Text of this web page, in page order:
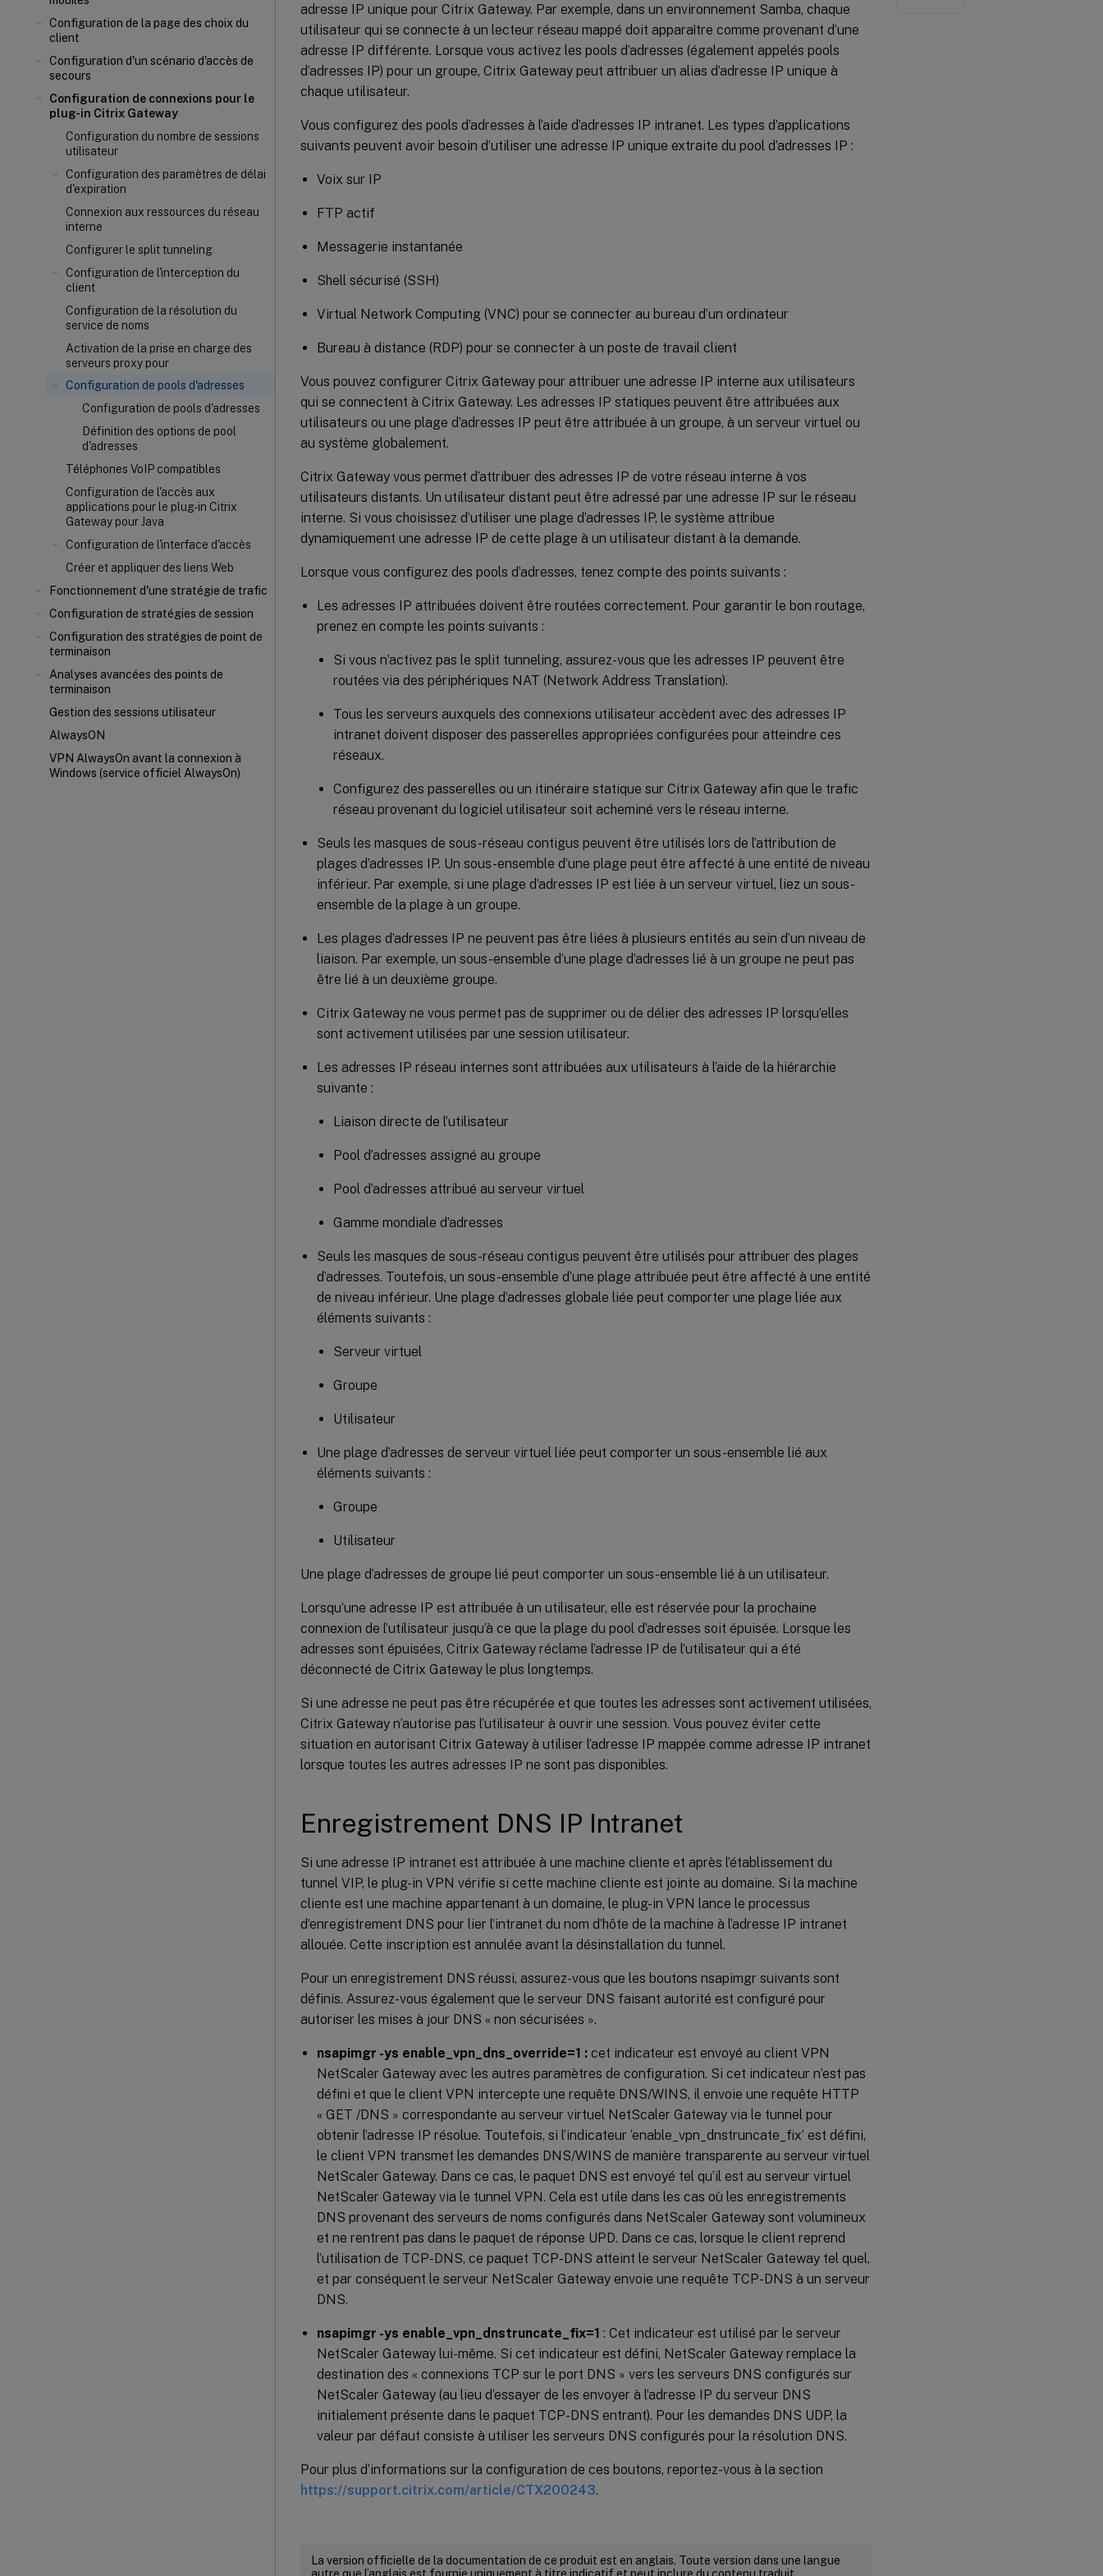
Configuration de la page des choix du
client
Configuration d'un scénario d'accès de
secours
Configuration de connexions pour le
plug-in Citrix Gateway
Configuration du nombre de sessions
utilisateur
Configuration des paramètres de délai
d'expiration
Connexion aux ressources du réseau
interne
Configurer le split tunneling
Configuration de l'interception du
client
Configuration de la résolution du
service de noms
Activation de la prise en charge des
serveurs proxy pour
Configuration de pools d'adresses
Configuration de pools d'adresses
Définition des options de pool
d'adresses
Téléphones VoIP compatibles
Configuration de l'accès aux
applications pour le plug-in Citrix
Gateway pour Java
Configuration de l'interface d'accès
Créer et appliquer des liens Web
Fonctionnement d'une stratégie de trafic
Configuration de stratégies de session
Configuration des stratégies de point de
terminaison
Analyses avancées des points de
terminaison
Gestion des sessions utilisateur
AlwaysON
VPN AlwaysOn avant la connexion à
Windows (service officiel AlwaysOn)
adresse IP unique pour Citrix Gateway. Par exemple, dans un environnement Samba, chaque
utilisateur qui se connecte à un lecteur réseau mappé doit apparaître comme provenant d’une
adresse IP différente. Lorsque vous activez les pools d’adresses (également appelés pools
d’adresses IP) pour un groupe, Citrix Gateway peut attribuer un alias d’adresse IP unique à
chaque utilisateur.
Vous configurez des pools d’adresses à l’aide d’adresses IP intranet. Les types d’applications
suivants peuvent avoir besoin d’utiliser une adresse IP unique extraite du pool d’adresses IP :
Voix sur IP
FTP actif
Messagerie instantanée
Shell sécurisé (SSH)
Virtual Network Computing (VNC) pour se connecter au bureau d’un ordinateur
Bureau à distance (RDP) pour se connecter à un poste de travail client
Vous pouvez configurer Citrix Gateway pour attribuer une adresse IP interne aux utilisateurs
qui se connectent à Citrix Gateway. Les adresses IP statiques peuvent être attribuées aux
utilisateurs ou une plage d’adresses IP peut être attribuée à un groupe, à un serveur virtuel ou
au système globalement.
Citrix Gateway vous permet d’attribuer des adresses IP de votre réseau interne à vos
utilisateurs distants. Un utilisateur distant peut être adressé par une adresse IP sur le réseau
interne. Si vous choisissez d’utiliser une plage d’adresses IP, le système attribue
dynamiquement une adresse IP de cette plage à un utilisateur distant à la demande.
Lorsque vous configurez des pools d’adresses, tenez compte des points suivants :
Les adresses IP attribuées doivent être routées correctement. Pour garantir le bon routage,
prenez en compte les points suivants :
Si vous n’activez pas le split tunneling, assurez-vous que les adresses IP peuvent être
routées via des périphériques NAT (Network Address Translation).
Tous les serveurs auxquels des connexions utilisateur accèdent avec des adresses IP
intranet doivent disposer des passerelles appropriées configurées pour atteindre ces
réseaux.
Configurez des passerelles ou un itinéraire statique sur Citrix Gateway afin que le trafic
réseau provenant du logiciel utilisateur soit acheminé vers le réseau interne.
Seuls les masques de sous-réseau contigus peuvent être utilisés lors de l’attribution de
plages d’adresses IP. Un sous-ensemble d’une plage peut être affecté à une entité de niveau
inférieur. Par exemple, si une plage d’adresses IP est liée à un serveur virtuel, liez un sous-
ensemble de la plage à un groupe.
Les plages d’adresses IP ne peuvent pas être liées à plusieurs entités au sein d’un niveau de
liaison. Par exemple, un sous-ensemble d’une plage d’adresses lié à un groupe ne peut pas
être lié à un deuxième groupe.
Citrix Gateway ne vous permet pas de supprimer ou de délier des adresses IP lorsqu’elles
sont activement utilisées par une session utilisateur.
Les adresses IP réseau internes sont attribuées aux utilisateurs à l’aide de la hiérarchie
suivante :
Liaison directe de l’utilisateur
Pool d’adresses assigné au groupe
Pool d’adresses attribué au serveur virtuel
Gamme mondiale d’adresses
Seuls les masques de sous-réseau contigus peuvent être utilisés pour attribuer des plages
d’adresses. Toutefois, un sous-ensemble d’une plage attribuée peut être affecté à une entité
de niveau inférieur. Une plage d’adresses globale liée peut comporter une plage liée aux
éléments suivants :
Serveur virtuel
Groupe
Utilisateur
Une plage d’adresses de serveur virtuel liée peut comporter un sous-ensemble lié aux
éléments suivants :
Groupe
Utilisateur
Une plage d’adresses de groupe lié peut comporter un sous-ensemble lié à un utilisateur.
Lorsqu’une adresse IP est attribuée à un utilisateur, elle est réservée pour la prochaine
connexion de l’utilisateur jusqu’à ce que la plage du pool d’adresses soit épuisée. Lorsque les
adresses sont épuisées, Citrix Gateway réclame l’adresse IP de l’utilisateur qui a été
déconnecté de Citrix Gateway le plus longtemps.
Si une adresse ne peut pas être récupérée et que toutes les adresses sont activement utilisées,
Citrix Gateway n’autorise pas l’utilisateur à ouvrir une session. Vous pouvez éviter cette
situation en autorisant Citrix Gateway à utiliser l’adresse IP mappée comme adresse IP intranet
lorsque toutes les autres adresses IP ne sont pas disponibles.
Enregistrement DNS IP Intranet
Si une adresse IP intranet est attribuée à une machine cliente et après l’établissement du
tunnel VIP, le plug-in VPN vérifie si cette machine cliente est jointe au domaine. Si la machine
cliente est une machine appartenant à un domaine, le plug-in VPN lance le processus
d’enregistrement DNS pour lier l’intranet du nom d’hôte de la machine à l’adresse IP intranet
allouée. Cette inscription est annulée avant la désinstallation du tunnel.
Pour un enregistrement DNS réussi, assurez-vous que les boutons nsapimgr suivants sont
définis. Assurez-vous également que le serveur DNS faisant autorité est configuré pour
autoriser les mises à jour DNS « non sécurisées ».
nsapimgr -ys enable_vpn_dns_override=1 : cet indicateur est envoyé au client VPN
NetScaler Gateway avec les autres paramètres de configuration. Si cet indicateur n’est pas
défini et que le client VPN intercepte une requête DNS/WINS, il envoie une requête HTTP
« GET /DNS » correspondante au serveur virtuel NetScaler Gateway via le tunnel pour
obtenir l’adresse IP résolue. Toutefois, si l’indicateur ‘enable_vpn_dnstruncate_fix’ est défini,
le client VPN transmet les demandes DNS/WINS de manière transparente au serveur virtuel
NetScaler Gateway. Dans ce cas, le paquet DNS est envoyé tel qu’il est au serveur virtuel
NetScaler Gateway via le tunnel VPN. Cela est utile dans les cas où les enregistrements
DNS provenant des serveurs de noms configurés dans NetScaler Gateway sont volumineux
et ne rentrent pas dans le paquet de réponse UPD. Dans ce cas, lorsque le client reprend
l’utilisation de TCP-DNS, ce paquet TCP-DNS atteint le serveur NetScaler Gateway tel quel,
et par conséquent le serveur NetScaler Gateway envoie une requête TCP-DNS à un serveur
DNS.
nsapimgr -ys enable_vpn_dnstruncate_fix=1 : Cet indicateur est utilisé par le serveur
NetScaler Gateway lui-même. Si cet indicateur est défini, NetScaler Gateway remplace la
destination des « connexions TCP sur le port DNS » vers les serveurs DNS configurés sur
NetScaler Gateway (au lieu d’essayer de les envoyer à l’adresse IP du serveur DNS
initialement présente dans le paquet TCP-DNS entrant). Pour les demandes DNS UDP, la
valeur par défaut consiste à utiliser les serveurs DNS configurés pour la résolution DNS.
Pour plus d’informations sur la configuration de ces boutons, reportez-vous à la section
https://support.citrix.com/article/CTX200243.
La version officielle de la documentation de ce produit est en anglais. Toute version dans une langue
autre que l’anglais est fournie uniquement à titre indicatif et peut inclure du contenu traduit